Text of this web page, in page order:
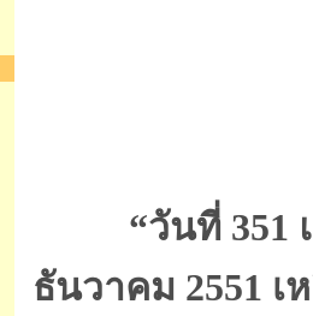
“วันที่ 351
ธันวาคม 2551 เ